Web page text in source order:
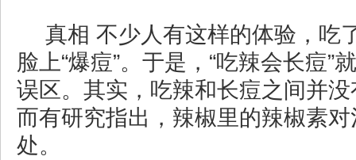
真相 不少人有这样的体验，吃
脸上“爆痘”。于是，“吃辣会长痘”
误区。其实，吃辣和长痘之间并
而有研究指出，辣椒里的辣椒素
处。